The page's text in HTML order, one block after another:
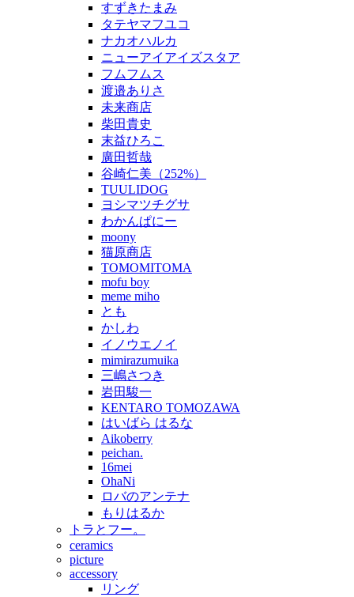
すずきたまみ
タテヤマフユコ
ナカオハルカ
ニューアイアイズスタア
フムフムス
渡邉ありさ
未来商店
柴田貴史
末益ひろこ
廣田哲哉
谷崎仁美（252%）
TUULIDOG
ヨシマツチグサ
わかんぱにー
moony
猫原商店
TOMOMITOMA
mofu boy
meme miho
とも
かしわ
イノウエノイ
mimirazumuika
三嶋さつき
岩田駿一
KENTARO TOMOZAWA
はいばら はるな
Aikoberry
peichan.
16mei
OhaNi
ロバのアンテナ
もりはるか
トラとフー。
ceramics
picture
accessory
リング